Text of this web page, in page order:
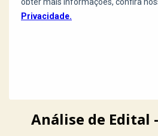
Análise de Edital